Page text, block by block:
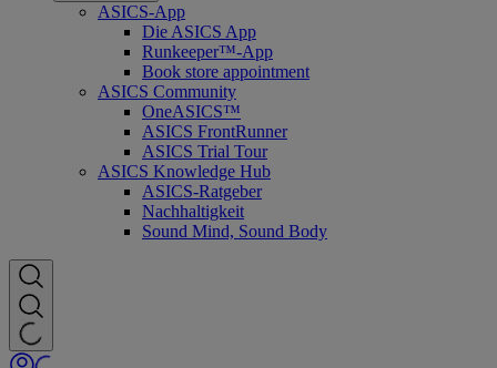
ASICS-App
Die ASICS App
Runkeeper™-App
Book store appointment
ASICS Community
OneASICS™
ASICS FrontRunner
ASICS Trial Tour
ASICS Knowledge Hub
ASICS-Ratgeber
Nachhaltigkeit
Sound Mind, Sound Body